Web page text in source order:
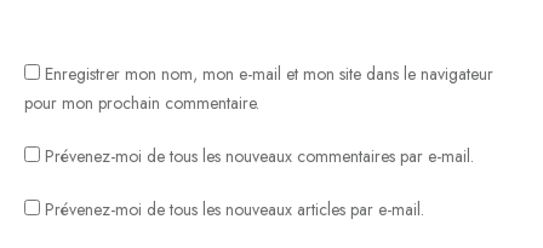
Enregistrer mon nom, mon e-mail et mon site dans le navigateur
pour mon prochain commentaire.
Prévenez-moi de tous les nouveaux commentaires par e-mail.
Prévenez-moi de tous les nouveaux articles par e-mail.